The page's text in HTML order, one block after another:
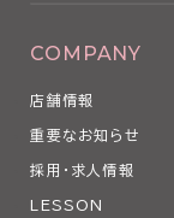
COMPANY
店舗情報
重要なお知らせ
採用・求人情報
LESSON